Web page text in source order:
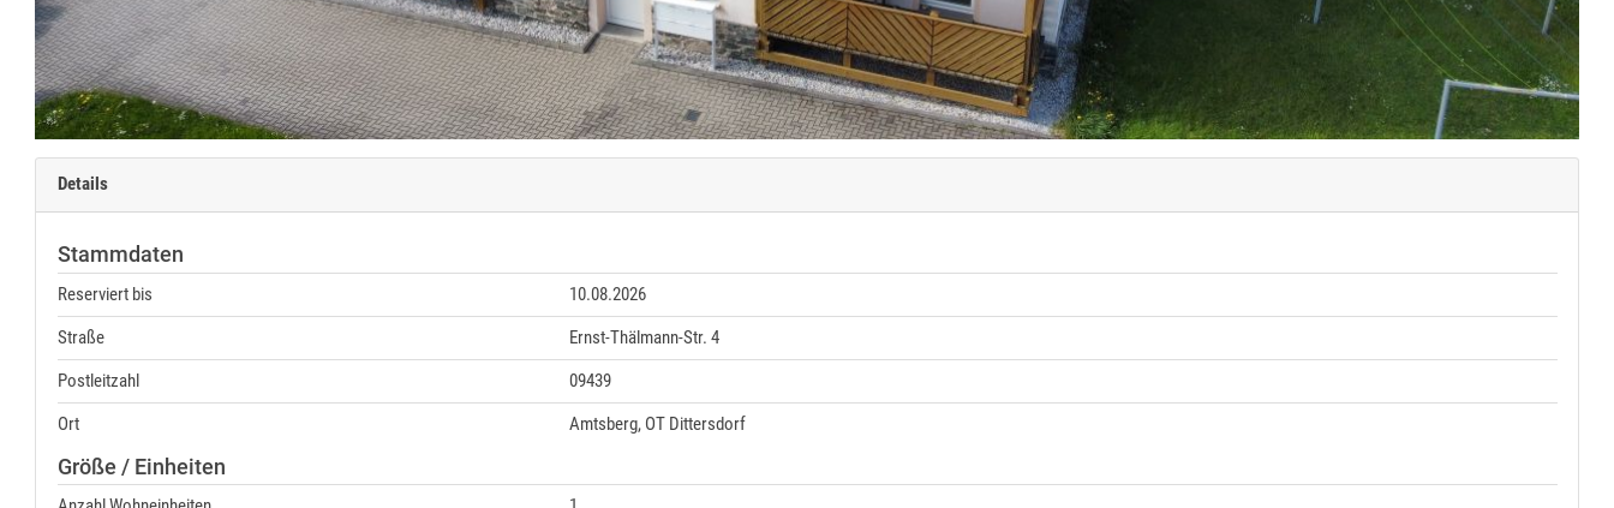
Details
Stammdaten
Reserviert bis
10.08.2026
Straße
Ernst-Thälmann-Str. 4
Postleitzahl
09439
Ort
Amtsberg, OT Dittersdorf
Größe / Einheiten